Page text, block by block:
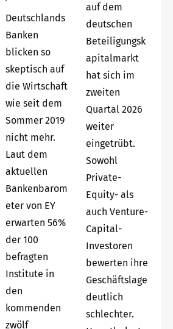
Deutschlands
Banken
blicken so
skeptisch auf
die Wirtschaft
wie seit dem
Sommer 2019
nicht mehr.
Laut dem
aktuellen
Bankenbarom
eter von EY
erwarten 56%
der 100
befragten
Institute in
den
kommenden
zwölf
auf dem
deutschen
Beteiligungsk
apitalmarkt
hat sich im
zweiten
Quartal 2026
weiter
eingetrübt.
Sowohl
Private-
Equity- als
auch Venture-
Capital-
Investoren
bewerten ihre
Geschäftslage
deutlich
schlechter.